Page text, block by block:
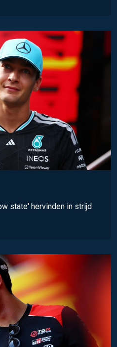
state' hervinden in strijd